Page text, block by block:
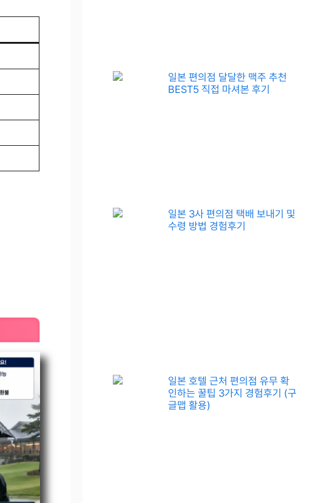
일본 편의점 달달한 맥주 추천
BEST5 직접 마셔본 후기
일본 3사 편의점 택배 보내기 및
수령 방법 경험후기
일본 호텔 근처 편의점 유무 확
인하는 꿀팁 3가지 경험후기 (구
글맵 활용)